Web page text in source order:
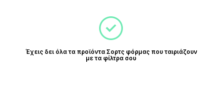
Έχεις δει όλα τα προϊόντα Σορτς φόρμας που ταιριάζουν
με τα φίλτρα σου